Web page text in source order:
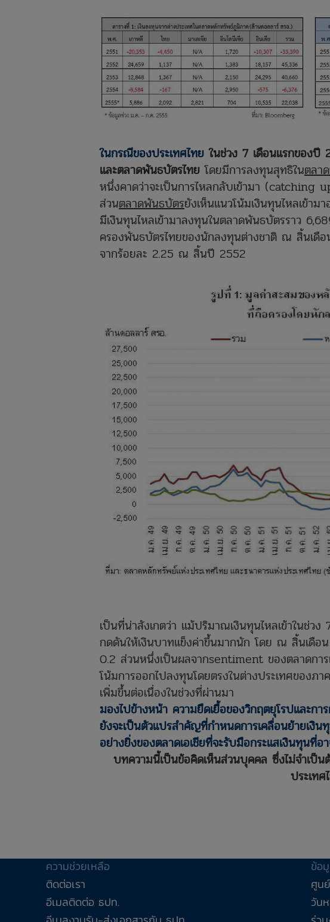
ในกรณีของประเทศไทยในช่วง 7 เดือนแรกของปี
และตลาดพันธบัตรไทยโดยมีการลงทุนสุทธิในตลา
หนึ่งคาดว่าจะเป็นการไหลกลับเข้ามา (catching
ส่วนตลาดพันธบัตรยังเห็นแนวโน้มเงินทุนไหลเข้าม
มีเงินทุนไหลเข้ามาลงทุนในตลาดพันธบัตรราว
ครองพันธบัตรไทยของนักลงทุนต่างชาติ ณ สิ้นเดือ
จากร้อยละ 2.25 ณ สิ้นปี 2552
เป็นที่น่าสังเกตว่า แม้ปริมาณเงินทุนไหลเข้าในช่วง
กดดันให้เงินบาทแข็งค่าขึ้นมากนัก โดย ณ สิ้นเดือน
0.2 ส่วนหนึ่งเป็นผลจากsentiment ของตลาดการ
โน้มการออกไปลงทุนโดยตรงในต่างประเทศของ
เพิ่มขึ้นต่อเนื่องในช่วงที่ผ่านมา
มองไปข้างหน้า ความยืดเยื้อของวิกฤตยุโรปและกา
ยังจะเป็นตัวแปรสำคัญที่กำหนดการเคลื่อนย้ายเงิน
อย่างยิ่งของตลาดเอเชียที่จะรับมือกระแสเงินทุนที่อ
บทความนี้เป็นข้อคิดเห็นส่วนบุคคล ซึ่งไม่จำเป็
ประเทศ
ความช่วยเหลือ
ติดต่อเรา
อีเมลติดต่อ ธปท.
ข้อ
ศูน
วัน